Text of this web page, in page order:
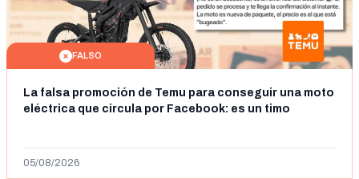
FALSO
La falsa promoción de Temu para conseguir una moto
eléctrica que circula por Facebook: es un timo
05/08/2026